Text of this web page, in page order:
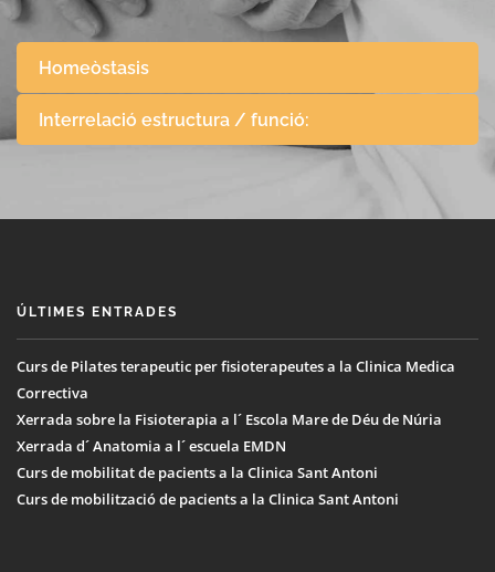
Homeòstasis
Interrelació estructura / funció:
ÚLTIMES ENTRADES
Curs de Pilates terapeutic per fisioterapeutes a la Clinica Medica
Correctiva
Xerrada sobre la Fisioterapia a l´ Escola Mare de Déu de Núria
Xerrada d´ Anatomia a l´ escuela EMDN
Curs de mobilitat de pacients a la Clinica Sant Antoni
Curs de mobilització de pacients a la Clinica Sant Antoni